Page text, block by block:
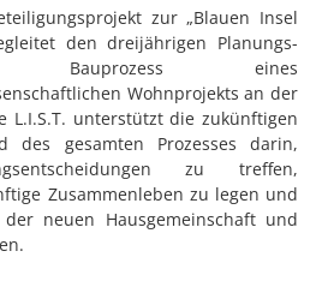
zur „Blauen Insel
den dreijährigen Planungs-
Bauprozess eines
Wohnprojekts an der
L.I.S.T. unterstützt die zukünftigen
des gesamten Prozesses darin,
zu treffen,
Zusammenleben zu legen und
neuen Hausgemeinschaft und